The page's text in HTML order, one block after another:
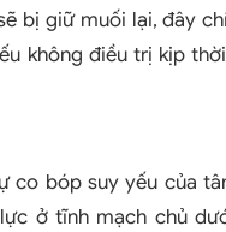
bị giữ muối lại, đây
không điều trị kịp
co bóp suy yếu của
ở tĩnh mạch chủ